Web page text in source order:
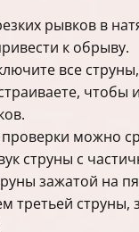
рывков в
к обрыву.
все
чтобы
можно
струны с
зажатой на
третьей струны,